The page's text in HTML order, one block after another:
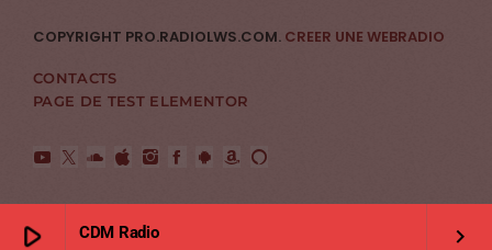
play_arrow CDM Radio keyboard_arrow_right
COPYRIGHT PRO.RADIOLWS.COM. CREER UNE WEBRADIO
CONTACTS
PAGE DE TEST ELEMENTOR